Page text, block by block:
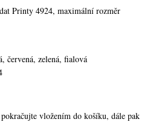
Printy 4924,maximální rozměr
červená, zelená, fialová
vložením do košíku, dále pak